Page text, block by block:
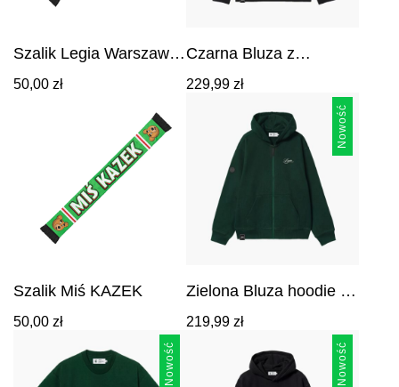
Szalik Legia Warszawa
50,00 zł
Czarna Bluza z
Warszawa 1916
229,99 złCena:
Szalik Miś KAZEK
50,00 zł
Nowość
Zielona Bluza hoodie z
219,99 złCena:
Nowość Nowość